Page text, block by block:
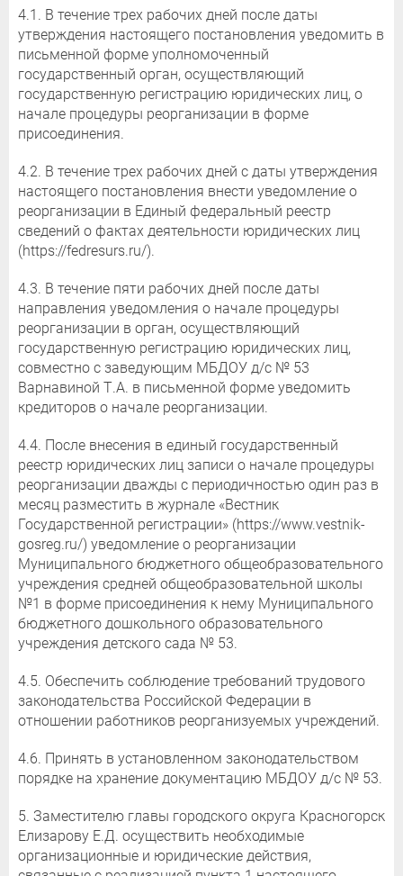
4.1. В течение трех рабочих дней после даты
утверждения настоящего постановления уведомить в
письменной форме уполномоченный
государственный орган, осуществляющий
государственную регистрацию юридических лиц, о
начале процедуры реорганизации в форме
присоединения.
4.2. В течение трех рабочих дней с даты утверждения
настоящего постановления внести уведомление о
реорганизации в Единый федеральный реестр
сведений о фактах деятельности юридических лиц
(https://fedresurs.ru/).
4.3. В течение пяти рабочих дней после даты
направления уведомления о начале процедуры
реорганизации в орган, осуществляющий
государственную регистрацию юридических лиц,
совместно с заведующим МБДОУ д/с № 53
Варнавиной Т.А. в письменной форме уведомить
кредиторов о начале реорганизации.
4.4. После внесения в единый государственный
реестр юридических лиц записи о начале процедуры
реорганизации дважды с периодичностью один раз в
месяц разместить в журнале «Вестник
Государственной регистрации» (https://www.vestnik-
gosreg.ru/) уведомление о реорганизации
Муниципального бюджетного общеобразовательного
учреждения средней общеобразовательной школы
№1 в форме присоединения к нему Муниципального
бюджетного дошкольного образовательного
учреждения детского сада № 53.
4.5. Обеспечить соблюдение требований трудового
законодательства Российской Федерации в
отношении работников реорганизуемых учреждений.
4.6. Принять в установленном законодательством
порядке на хранение документацию МБДОУ д/с № 53.
5. Заместителю главы городского округа Красногорск
Елизарову Е.Д. осуществить необходимые
организационные и юридические действия,